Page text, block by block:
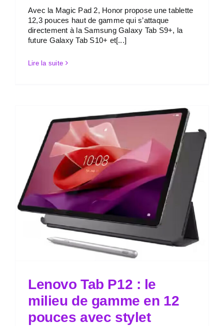
Avec la Magic Pad 2, Honor propose une tablette
12,3 pouces haut de gamme qui s’attaque
directement à la Samsung Galaxy Tab S9+, la
future Galaxy Tab S10+ et[...]
Lire la suite
Lenovo Tab P12 : le
milieu de gamme en 12
pouces avec stylet